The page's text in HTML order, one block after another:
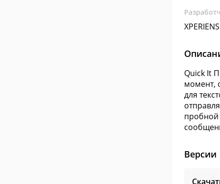
Quick It
момент,
для
пробной
Версии